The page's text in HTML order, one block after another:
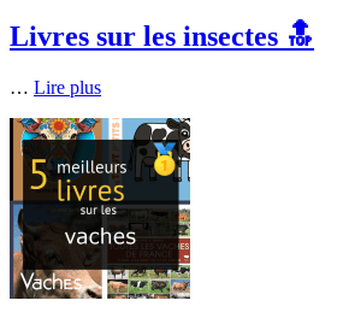
Livres sur les insectes 🔝
… Lire plus